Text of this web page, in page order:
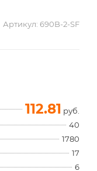
Артикул: 690B-2-SF
112.81 руб.
40
1780
17
6